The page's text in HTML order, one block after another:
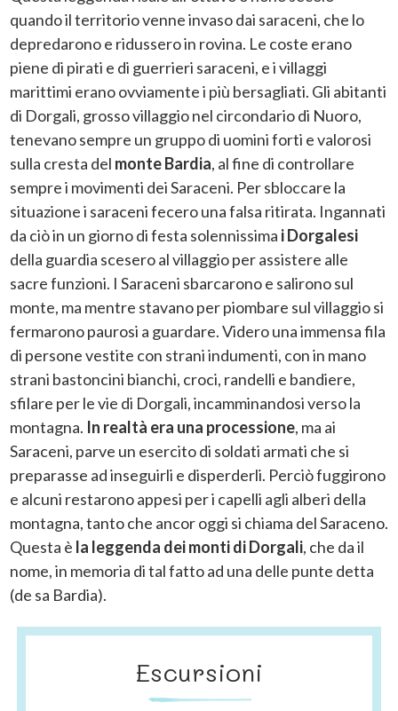
quando il territorio venne invaso dai saraceni, che lo
depredarono e ridussero in rovina. Le coste erano
piene di pirati e di guerrieri saraceni, e i villaggi
marittimi erano ovviamente i più bersagliati. Gli abitanti
di Dorgali, grosso villaggio nel circondario di Nuoro,
tenevano sempre un gruppo di uomini forti e valorosi
sulla cresta del monte Bardia, al fine di controllare
sempre i movimenti dei Saraceni. Per sbloccare la
situazione i saraceni fecero una falsa ritirata. Ingannati
da ciò in un giorno di festa solennissima i Dorgalesi
della guardia scesero al villaggio per assistere alle
sacre funzioni. I Saraceni sbarcarono e salirono sul
monte, ma mentre stavano per piombare sul villaggio si
fermarono paurosi a guardare. Videro una immensa fila
di persone vestite con strani indumenti, con in mano
strani bastoncini bianchi, croci, randelli e bandiere,
sfilare per le vie di Dorgali, incamminandosi verso la
montagna. In realtà era una processione, ma ai
Saraceni, parve un esercito di soldati armati che si
preparasse ad inseguirli e disperderli. Perciò fuggirono
e alcuni restarono appesi per i capelli agli alberi della
montagna, tanto che ancor oggi si chiama del Saraceno.
Questa è la leggenda dei monti di Dorgali, che da il
nome, in memoria di tal fatto ad una delle punte detta
(de sa Bardia).
Escursioni